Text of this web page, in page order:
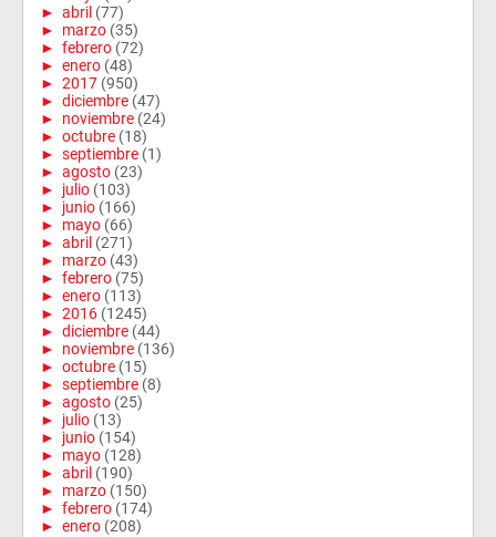
► abril (77)
► marzo (35)
► febrero (72)
► enero (48)
► 2017 (950)
► diciembre (47)
► noviembre (24)
► octubre (18)
► septiembre (1)
► agosto (23)
► julio (103)
► junio (166)
► mayo (66)
► abril (271)
► marzo (43)
► febrero (75)
► enero (113)
► 2016 (1245)
► diciembre (44)
► noviembre (136)
► octubre (15)
► septiembre (8)
► agosto (25)
► julio (13)
► junio (154)
► mayo (128)
► abril (190)
► marzo (150)
► febrero (174)
► enero (208)